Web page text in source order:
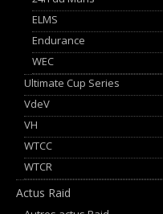
ELMS
Endurance
WEC
Ultimate Cup Series
VdeV
VH
WTCC
WTCR
Actus Raid